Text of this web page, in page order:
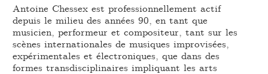
Antoine Chessex est professionnellement actif
depuis le milieu des années 90, en tant que
musicien, performeur et compositeur, tant sur les
scènes internationales de musiques improvisées,
expérimentales et électroniques, que dans des
formes transdisciplinaires impliquant les arts